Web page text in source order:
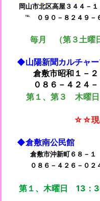
岡山市北区高屋３４４－１
℡ ０９０－８２４９－
毎月 （第３土曜
◆山陽新聞カルチャ
倉敷市昭和１－
０８６－４２４－
第１、第３ 木曜
☆☆現在参
◆倉敷南公民館
倉敷市沖新町６８－１
０８６－４２６－０２
第１、木曜日 13：